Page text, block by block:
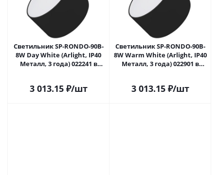
Светильник SP-RONDO-90B-
8W Day White (Arlight, IP40
Металл, 3 года) 022241 в
3 013.15₽/шт
Светильник SP-RONDO-90B-
8W Warm White (Arlight, IP40
Металл, 3 года) 022901 в
3 013.15₽/шт